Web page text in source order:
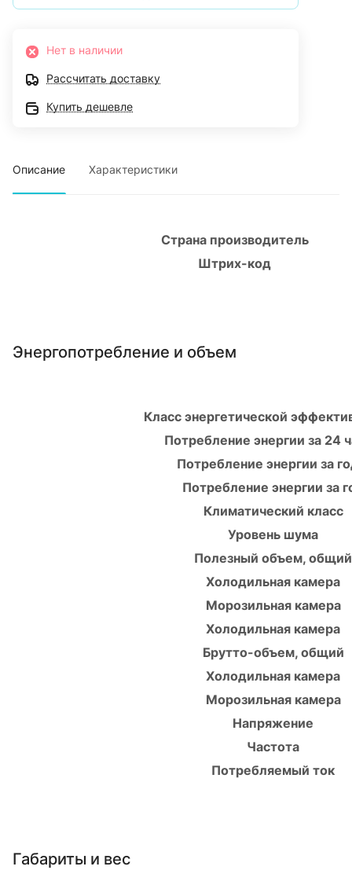
Нет в наличии
Рассчитать доставку
Купить дешевле
Описание Характеристики
Страна производитель
Штрих-код
Энергопотребление и объем
Класс энергетической
Потребление энергии за 24
Потребление энергии за
Потребление энергии за
Климатический класс
Уровень шума
Полезный объем, общий
Холодильная камера
Морозильная камера
Холодильная камера
Брутто-объем, общий
Холодильная камера
Морозильная камера
Напряжение
Частота
Потребляемый ток
Габариты и вес